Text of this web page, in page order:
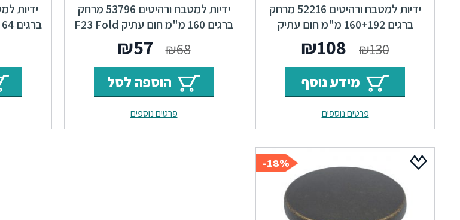
ידיות למטבח ורהיטים 52216 מרחק
ברגים 160+192 מ"מ חום עתיק
Shape F23₪130
המחיר
המקורי
היה:
₪130.
₪108
הנוכחי
הוא:
₪108.
מידע נוסף
פרטים נוספים
ידיות למטבח ורהיטים 53796 מרחק
ברגים 160 מ"מ חום עתיק F23 Fold
₪68
המחיר
המקורי
היה:
₪68.
₪57
הנוכחי
הוא:
₪57.
הוספה לסל
פרטים נוספים
ברגים 64 מ"מ חום עתיק F23 Swan
18%-